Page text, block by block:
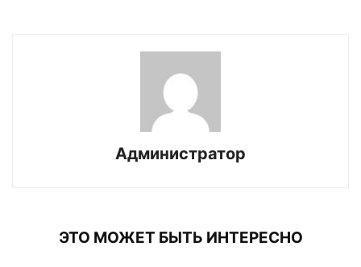
Администратор
ЭТО МОЖЕТ БЫТЬ ИНТЕРЕСНО